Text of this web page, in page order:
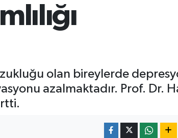
53,38690 %0.19
olan bireylerde
azalmaktadır. Prof. Dr.